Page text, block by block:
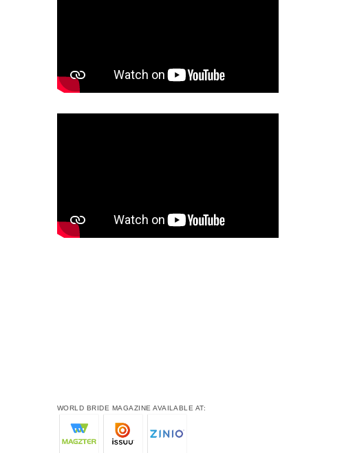
WORLD BRIDE MAGAZINE AVAILABLE AT: